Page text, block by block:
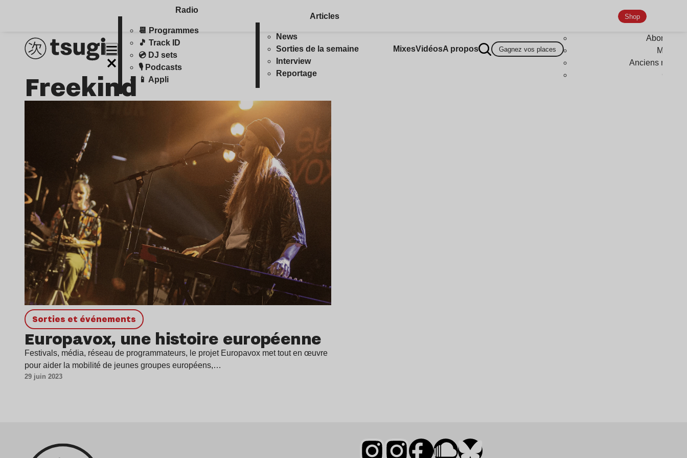
Radio
📆 Programmes
🎵 Track ID
💿 DJ sets
🎙️ Podcasts
📱 Appli
Articles
News
Sorties de la semaine
Interview
Reportage
MixesVidéosA propos Gagnez vos places
Shop
Anciens
Freekind
Sorties et événements
Europavox, une histoire européenne
Festivals, média, réseau de programmateurs, le projet Europavox met tout en œuvre
pour aider la mobilité de jeunes groupes européens,…
29 juin 2023